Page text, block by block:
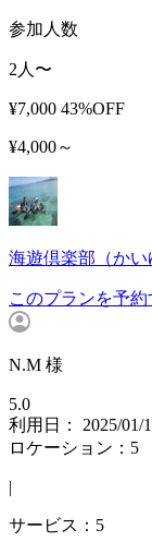
参加人数
2人〜
¥7,000 43%OFF
¥4,000～
海遊倶楽部（かい
このプランを予約
N.M 様
5.0
利用日： 2025/01/
ロケーション：5
|
サービス：5